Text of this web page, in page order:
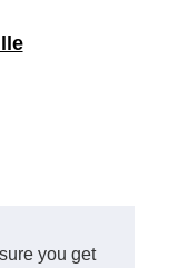
you get